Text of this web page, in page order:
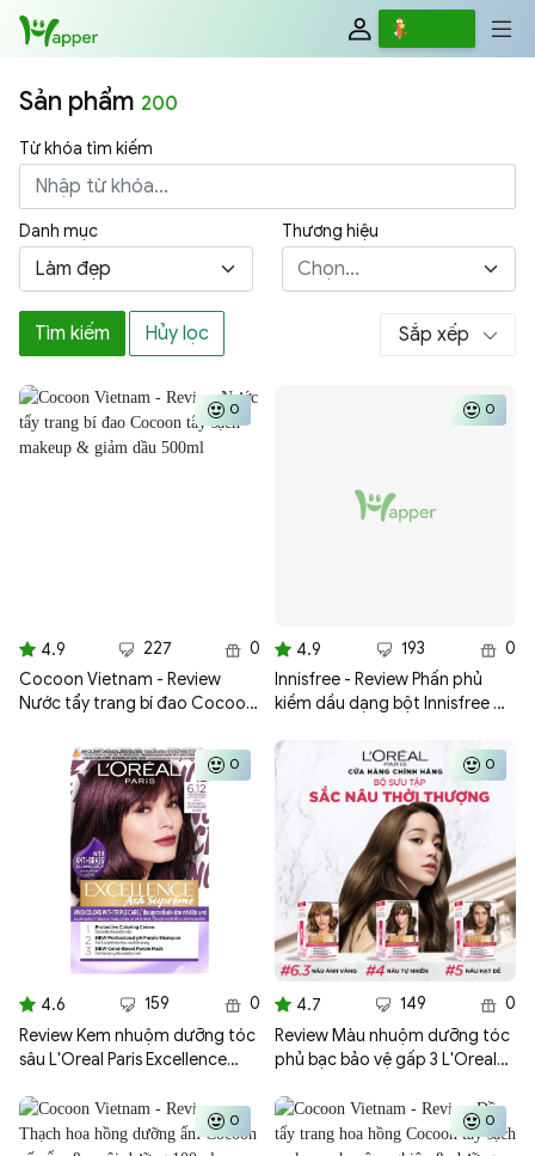
Sản phẩm 200
Từ khóa tìm kiếm
Danh mục
Làm đẹp
Thương hiệu
Chọn...
Tìm kiếm Hủy lọc Sắp xếp
0
4.9 227
0
Cocoon Vietnam - Review
Nước tẩy trang bí đao Cocoon
0
4.9 193
0
Innisfree - Review Phấn phủ
kiềm dầu dạng bột Innisfree No
0
4.6 159
0
Review Kem nhuộm dưỡng tóc
sâu L'Oreal Paris Excellence
thời trang
0
4.7 149
0
Review Màu nhuộm dưỡng tóc
phủ bạc bảo vệ gấp 3 L'Oreal
0 0